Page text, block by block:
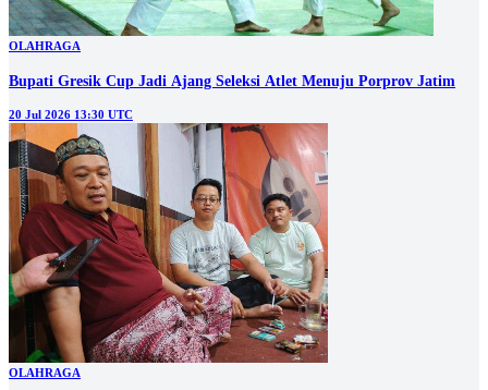
OLAHRAGA
Bupati Gresik Cup Jadi Ajang Seleksi Atlet Menuju Porprov Jatim
20 Jul 2026 13:30 UTC
OLAHRAGA